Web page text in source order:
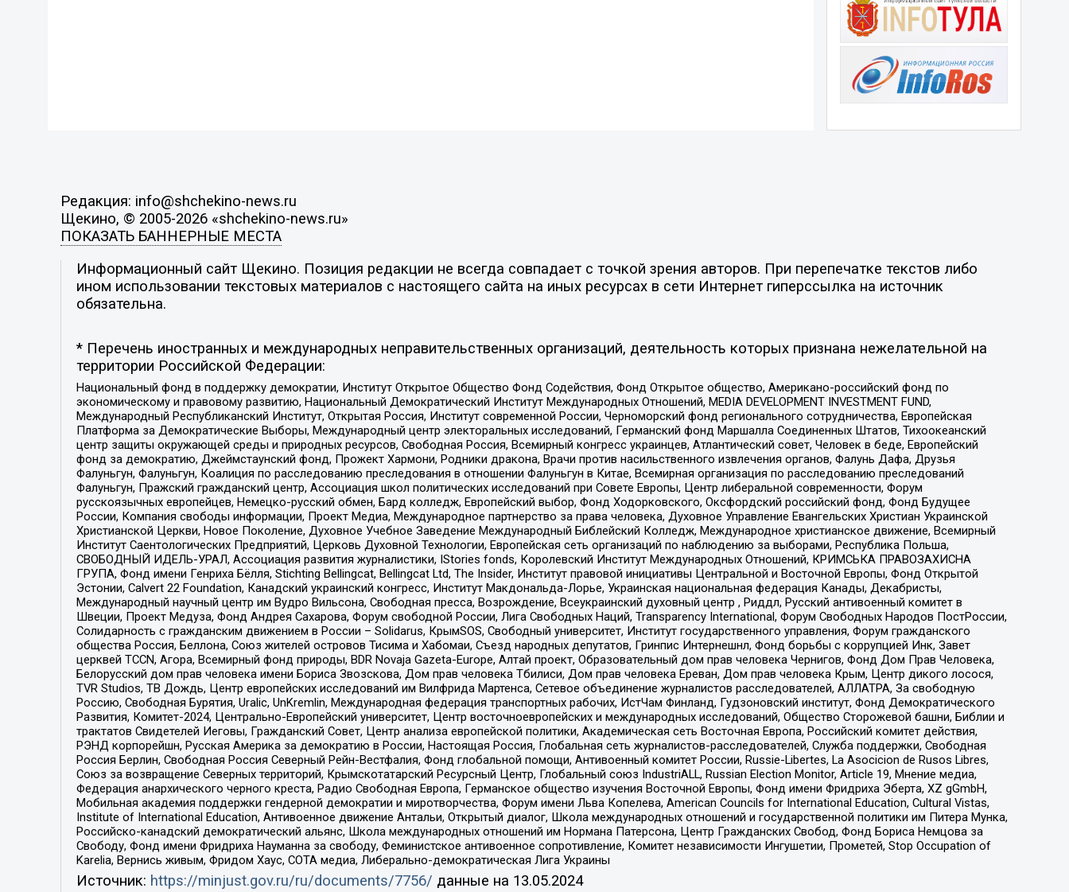
Редакция: info@shchekino-news.ru
Щекино, © 2005-2026 «shchekino-news.ru»
ПОКАЗАТЬ БАННЕРНЫЕ МЕСТА
Информационный сайт Щекино. Позиция редакции не всегда совпадает с точкой зрения авторов. При перепечатке текстов либо
ином использовании текстовых материалов с настоящего сайта на иных ресурсах в сети Интернет гиперссылка на источник
обязательна.
* Перечень иностранных и международных неправительственных организаций, деятельность которых признана нежелательной на
территории Российской Федерации:
Национальный фонд в поддержку демократии, Институт Открытое Общество Фонд Содействия, Фонд Открытое общество, Американо-российский фонд по
экономическому и правовому развитию, Национальный Демократический Институт Международных Отношений, MEDIA DEVELOPMENT INVESTMENT FUND,
Международный Республиканский Институт, Открытая Россия, Институт современной России, Черноморский фонд регионального сотрудничества, Европейская
Платформа за Демократические Выборы, Международный центр электоральных исследований, Германский фонд Маршалла Соединенных Штатов, Тихоокеанский
центр защиты окружающей среды и природных ресурсов, Свободная Россия, Всемирный конгресс украинцев, Атлантический совет, Человек в беде, Европейский
фонд за демократию, Джеймстаунский фонд, Прожект Хармони, Родники дракона, Врачи против насильственного извлечения органов, Фалунь Дафа, Друзья
Фалуньгун, Фалуньгун, Коалиция по расследованию преследования в отношении Фалуньгун в Китае, Всемирная организация по расследованию преследований
Фалуньгун, Пражский гражданский центр, Ассоциация школ политических исследований при Совете Европы, Центр либеральной современности, Форум
русскоязычных европейцев, Немецко-русский обмен, Бард колледж, Европейский выбор, Фонд Ходорковского, Оксфордский российский фонд, Фонд Будущее
России, Компания свободы информации, Проект Медиа, Международное партнерство за права человека, Духовное Управление Евангельских Христиан Украинской
Христианской Церкви, Новое Поколение, Духовное Учебное Заведение Международный Библейский Колледж, Международное христианское движение, Всемирный
Институт Саентологических Предприятий, Церковь Духовной Технологии, Европейская сеть организаций по наблюдению за выборами, Республика Польша,
СВОБОДНЫЙ ИДЕЛЬ-УРАЛ, Ассоциация развития журналистики, IStories fonds, Королевский Институт Международных Отношений, КРИМСЬКА ПРАВОЗАХИСНА
ГРУПА, Фонд имени Генриха Бёлля, Stichting Bellingcat, Bellingcat Ltd, The Insider, Институт правовой инициативы Центральной и Восточной Европы, Фонд Открытой
Эстонии, Calvert 22 Foundation, Канадский украинский конгресс, Институт Макдональда-Лорье, Украинская национальная федерация Канады, Декабристы,
Международный научный центр им Вудро Вильсона, Свободная пресса, Возрождение, Всеукраинский духовный центр , Риддл, Русский антивоенный комитет в
Швеции, Проект Медуза, Фонд Андрея Сахарова, Форум свободной России, Лига Свободных Наций, Transparеncy International, Форум Свободных Народов ПостРоссии,
Солидарность с гражданским движением в России – Solidarus, КрымSOS, Свободный университет, Институт государственного управления, Форум гражданского
общества Россия, Беллона, Союз жителей островов Тисима и Хабомаи, Съезд народных депутатов, Гринпис Интернешнл, Фонд борьбы с коррупцией Инк, Завет
церквей TCCN, Агора, Всемирный фонд природы, BDR Novaja Gazeta-Europe, Алтай проект, Образовательный дом прав человека Чернигов, Фонд Дом Прав Человека,
Белорусский дом прав человека имени Бориса Звозскова, Дом прав человека Тбилиси, Дом прав человека Ереван, Дом прав человека Крым, Центр дикого лосося,
TVR Studios, ТВ Дождь, Центр европейских исследований им Вилфрида Мартенса, Сетевое объединение журналистов расследователей, АЛЛАТРА, За свободную
Россию, Свободная Бурятия, Uralic, UnKremlin, Международная федерация транспортных рабочих, ИстЧам Финланд, Гудзоновский институт, Фонд Демократического
Развития, Комитет-2024, Центрально-Европейский университет, Центр восточноевропейских и международных исследований, Общество Сторожевой башни, Библии и
трактатов Свидетелей Иеговы, Гражданский Совет, Центр анализа европейской политики, Академическая сеть Восточная Европа, Российский комитет действия,
РЭНД корпорейшн, Русская Америка за демократию в России, Настоящая Россия, Глобальная сеть журналистов-расследователей, Служба поддержки, Свободная
Россия Берлин, Свободная Россия Северный Рейн-Вестфалия, Фонд глобальной помощи, Антивоенный комитет России, Russie-Libertes, La Asocicion de Rusos Libres,
Союз за возвращение Северных территорий, Крымскотатарский Ресурсный Центр, Глобальный союз IndustriALL, Russian Election Monitor, Article 19, Мнение медиа,
Федерация анархического черного креста, Радио Свободная Европа, Германское общество изучения Восточной Европы, Фонд имени Фридриха Эберта, XZ gGmbH,
Мобильная академия поддержки гендерной демократии и миротворчества, Форум имени Льва Копелева, American Councils for International Education, Cultural Vistas,
Institute of International Education, Антивоенное движение Антальи, Открытый диалог, Школа международных отношений и государственной политики им Питера Мунка,
Российско-канадский демократический альянс, Школа международных отношений им Нормана Патерсона, Центр Гражданских Свобод, Фонд Бориса Немцова за
Свободу, Фонд имени Фридриха Науманна за свободу, Феминистское антивоенное сопротивление, Комитет независимости Ингушетии, Прометей, Stop Occupation of
Karelia, Вернись живым, Фридом Хаус, СОТА медиа, Либерально-демократическая Лига Украины
Источник: https://minjust.gov.ru/ru/documents/7756/ данные на 13.05.2024